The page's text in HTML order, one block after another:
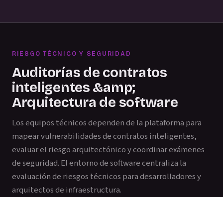
RIESGO TÉCNICO Y SEGURIDAD
Auditorías de contratos
inteligentes &amp;
Arquitectura de software
Los equipos técnicos dependen de la plataforma para
mapear vulnerabilidades de contratos inteligentes,
evaluar el riesgo arquitectónico y coordinar exámenes
de seguridad. El entorno de software centraliza la
evaluación de riesgos técnicos para desarrolladores y
arquitectos de infraestructura.